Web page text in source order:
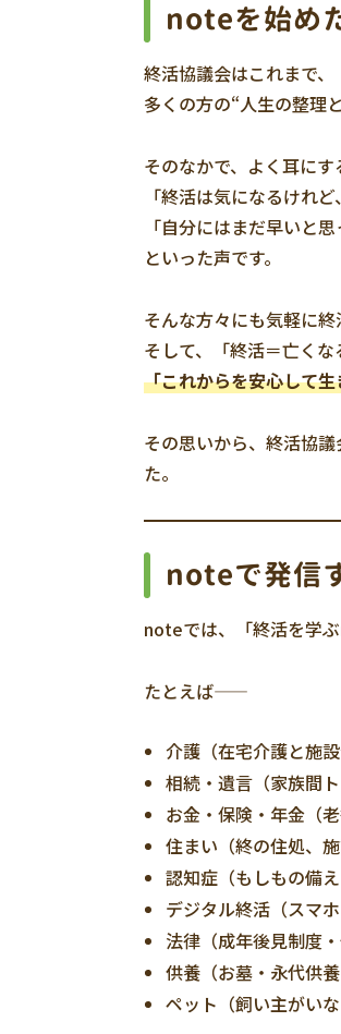
noteを始め
終活協議会はこれまで、
多くの方の“人生の整理
そのなかで、よく耳にす
「終活は気になるけれ
「自分にはまだ早いと
といった声です。
そんな方々にも気軽に終
そして、「終活＝亡くな
「これからを安心して
その思いから、終活協
た。
noteで発信
noteでは、「終活を学
たとえば――
介護（在宅介護と施
相続・遺言（家族間
お金・保険・年金（
住まい（終の住処、
認知症（もしもの備
デジタル終活（スマ
法律（成年後見制度
供養（お墓・永代供
ペット（飼い主がい